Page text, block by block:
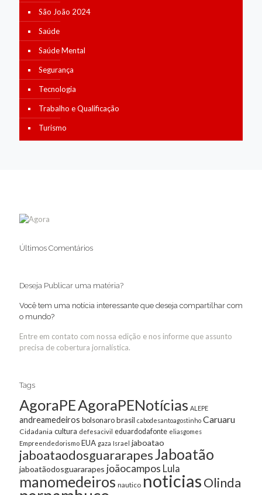
São João 2024
Saúde
Saúde Mental
Segurança
Tecnologia
Trabalho e Qualificação
Turismo
Últimos Comentários
Deseja Publicar uma matéria?
Você tem uma notícia interessante que deseja compartilhar com
o mundo?
Entre em contato com nossa edição e nos informe que assunto
precisa de cobertura jornalística.
Tags
AgoraPEAgoraPENotícias ALEPE
andreamedeiros bolsonarobrasil cabodesantoagostinho Caruaru
Cidadania cultura defesacivil eduardodafonte eliasgomes
Empreendedorismo EUA gaza Israel jaboatao
jaboataodosguararapesJaboatão
jaboatãodosguararapes joãocampos Lula
manomedeiros nautico noticiasOlinda